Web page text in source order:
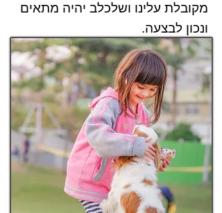
מקובלת עלינו ושלכלב יהיה מתאים
ונכון לבצעה.